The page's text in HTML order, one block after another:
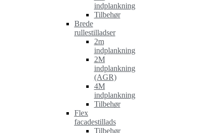
indplankning
Tilbehør
Brede
rullestilladser
2m
indplankning
2M
indplankning
(AGR)
4M
indplankning
Tilbehør
Flex
facadestillads
Tilbehør